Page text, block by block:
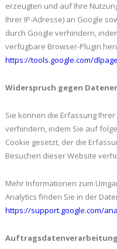
erzeugten und auf Ihre
Ihrer IP-Adresse) an Google
durch Google verhindern,
verfügbare Browser-Plugin
https://tools.google.com/
Widerspruch gegen
Sie können die Erfassung
verhindern, indem Sie auf
Cookie gesetzt, der die
Besuchen dieser Website
Mehr Informationen zum
Analytics finden Sie in der
https://support.google.com/
Auftragsdatenverarbeitung